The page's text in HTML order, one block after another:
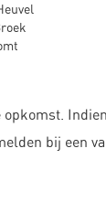
opkomst.
bij een